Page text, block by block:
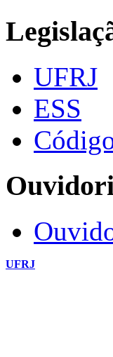
UFRJ
ESS
UFRJ